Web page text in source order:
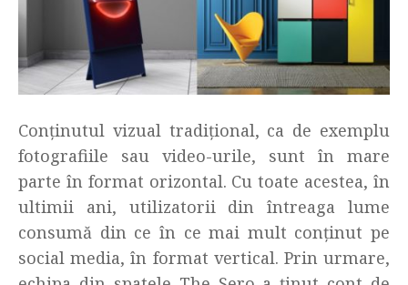
Conținutul vizual tradițional, ca de exemplu
fotografiile sau video-urile, sunt în mare
parte în format orizontal. Cu toate acestea, în
ultimii ani, utilizatorii din întreaga lume
consumă din ce în ce mai mult conținut pe
social media, în format vertical. Prin urmare,